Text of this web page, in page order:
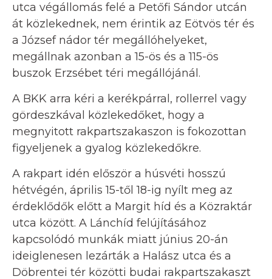
utca végállomás felé a Petőfi Sándor utcán
át közlekednek, nem érintik az Eötvös tér és
a József nádor tér megállóhelyeket,
megállnak azonban a 15-ös és a 115-ös
buszok Erzsébet téri megállójánál.
A BKK arra kéri a kerékpárral, rollerrel vagy
gördeszkával közlekedőket, hogy a
megnyitott rakpartszakaszon is fokozottan
figyeljenek a gyalog közlekedőkre.
A rakpart idén először a húsvéti hosszú
hétvégén, április 15-től 18-ig nyílt meg az
érdeklődők előtt a Margit híd és a Közraktár
utca között. A Lánchíd felújításához
kapcsolódó munkák miatt június 20-án
ideiglenesen lezárták a Halász utca és a
Döbrentei tér közötti budai rakpartszakaszt